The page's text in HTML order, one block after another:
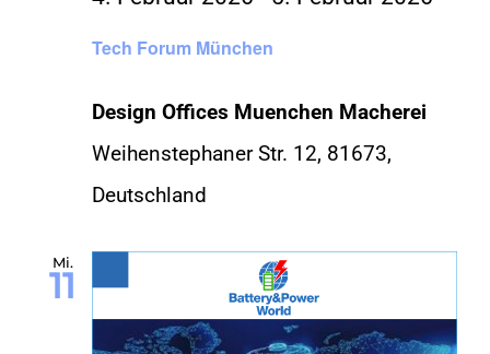
Tech Forum München
Design Offices Muenchen Macherei
Weihenstephaner Str. 12, 81673,
Deutschland
Mi.
11